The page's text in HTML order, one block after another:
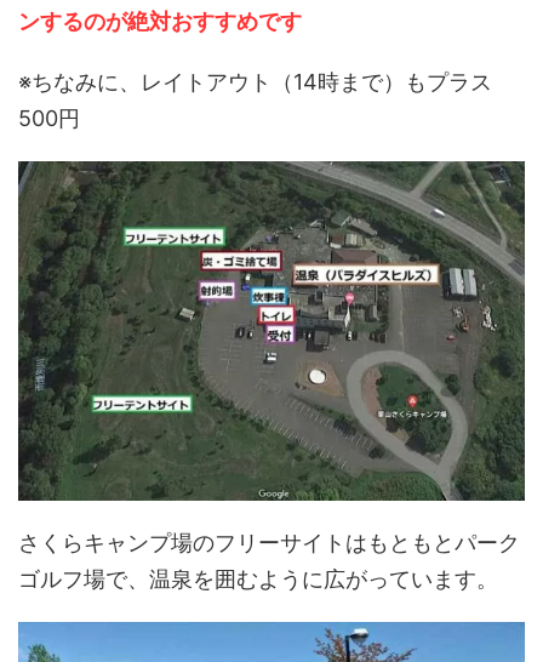
ンするのが絶対おすすめです
※ちなみに、レイトアウト（14時まで）もプラス
500円
さくらキャンプ場のフリーサイトはもともとパーク
ゴルフ場で、温泉を囲むように広がっています。